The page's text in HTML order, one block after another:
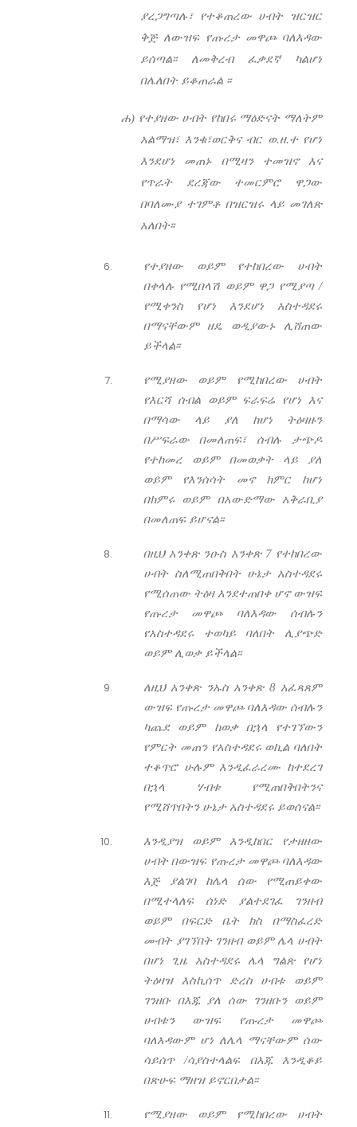
ያረጋግጣሉ፣ የተቆጠረው ሀብት ዝርዝር
ቅጅ ለውዝፍ የጡረታ መዋጮ ባለእዳው
ይሰጣል፡፡ ለመቅረብ ፈቃደኛ ካልሆነ
በሌለበት ይቆጠራል ፡፡
ሐ) የተያዘው ሀብት የከበሩ ማዕድናት ማለትም
አልማዝ፣ እንቁ፣ወርቅና ብር ወ.ዘ.ተ የሆነ
እንደሆነ መጠኑ በሚዛን ተመዝኖ እና
የጥራት ደረጃው ተመርምሮ ዋጋው
በባለሙያ ተገምቶ በዝርዝሩ ላይ መገለጽ
አለበት፡፡
የተያዘው ወይም የተከበረው ሀብት
በቀላሉ የሚበላሽ ወይም ዋጋ የሚያጣ /
የሚቀንስ የሆነ እንደሆነ አስተዳደሩ
በማናቸውም ዘዴ ወዲያውኑ ሊሸጠው
ይችላል፡፡
የሚያዘው ወይም የሚከበረው ሀብት
የእርሻ ሰብል ወይም ፍራፍሬ የሆነ እና
በማሳው ላይ ያለ ከሆነ ትዕዛዙን
በሥፍራው በመለጠፍ፣ ሰብሉ ታጭዶ
የተከመረ ወይም በመወቃት ላይ ያለ
ወይም የእንሰሳት መኖ ክምር ከሆነ
በክምሩ ወይም በአውድማው አቅራቢያ
በመለጠፍ ይሆናል፡፡
በዚህ አንቀጽ ንዑስ አንቀጽ 7 የተከበረው
ሀብት ስለሚጠበቅበት ሁኔታ አስተዳደሩ
የሚሰጠው ትዕዛ እንደተጠበቀ ሆኖ ውዝፍ
የጡረታ መዋጮ ባለእዳው ሰብሉን
የአስተዳደሩ ተወካይ ባለበት ሊያጭድ
ወይም ሊወቃ ይችላል፡፡
ለዚህ አንቀጽ ንኡስ አንቀጽ 8 አፈጻጸም
ውዝፍ የጡረታ መዋጮ ባለእዳው ሰብሉን
ካጨደ ወይም ከወቃ በኋላ የተገኘውን
የምርት መጠን የአስተዳደሩ ወኪል ባለበት
ተቆጥሮ ሁሉም እንዲፈራረሙ ከተደረገ
በኋላ ሃብቱ የሚጠበቅበትንና
የሚሸጥበትን ሁኔታ አስተዳደሩ ይወሰናል፡፡
እንዲያዝ ወይም እንዲከበር የታዘዘው
ሀብት በውዝፍ የጡረታ መዋጮ ባለእዳው
እጅ ያልገባ ከሌላ ሰው የሚጠይቀው
በሚተላለፍ ሰነድ ያልተደገፈ ገንዘብ
ወይም በፍርድ ቤት ክስ በማስፈረድ
መብት ያገኘበት ገንዘብ ወይም ሌላ ሀብት
በሆነ ጊዜ አስተዳደሩ ሌላ ግልጽ የሆነ
ትዕዛዝ እስኪሰጥ ድረስ ሀብቱ ወይም
ገንዘቡ በእጁ ያለ ሰው ገንዘቡን ወይም
ሀብቱን ውዝፍ የጡረታ መዋጮ
ባለእዳውም ሆነ ለሌላ ማናቸውም ሰው
ሳይሰጥ /ሳያስተላልፍ በእጁ እንዲቆይ
በጽሁፍ ማዘዝ ይኖርበታል፡፡
የሚያዘው ወይም የሚከበረው ሀብት